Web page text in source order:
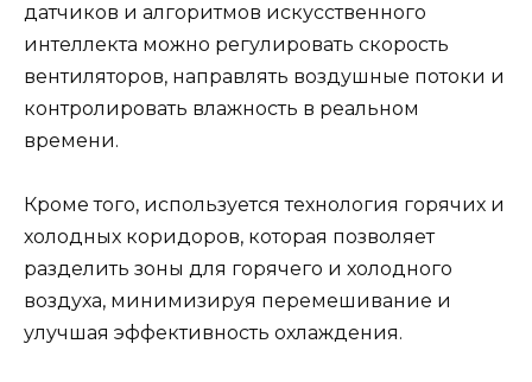
датчиков и алгоритмов искусственного
интеллекта можно регулировать скорость
вентиляторов, направлять воздушные потоки и
контролировать влажность в реальном
времени.
Кроме того, используется технология горячих и
холодных коридоров, которая позволяет
разделить зоны для горячего и холодного
воздуха, минимизируя перемешивание и
улучшая эффективность охлаждения.